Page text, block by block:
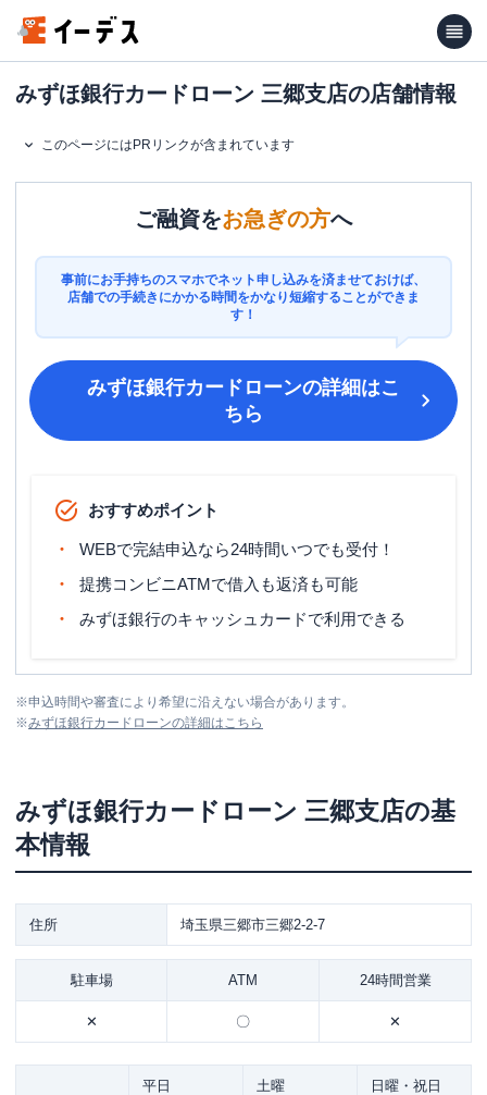
みずほ銀行カードローン 三郷支店の店舗情報
このページにはPRリンクが含まれています
ご融資をお急ぎの方へ
事前にお手持ちのスマホでネット申し込みを済ませておけば、
店舗での手続きにかかる時間をかなり短縮することができま
す！
みずほ銀行カードローンの詳細はこ
ちら
おすすめポイント
WEBで完結申込なら24時間いつでも受付！
提携コンビニATMで借入も返済も可能
みずほ銀行のキャッシュカードで利用できる
※申込時間や審査により希望に沿えない場合があります。
※みずほ銀行カードローンの詳細はこちら
みずほ銀行カードローン 三郷支店の基
本情報
住所 埼玉県三郷市三郷2-2-7
駐車場 ATM 24時間営業
✕ 〇 ✕
平日 土曜 日曜・祝日